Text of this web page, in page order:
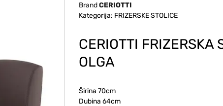
BrandCERIOTTI
Kategorija: FRIZERSKE STOLICE
CERIOTTI FRIZERSKA
OLGA
Širina 70cm
Dubina 64cm